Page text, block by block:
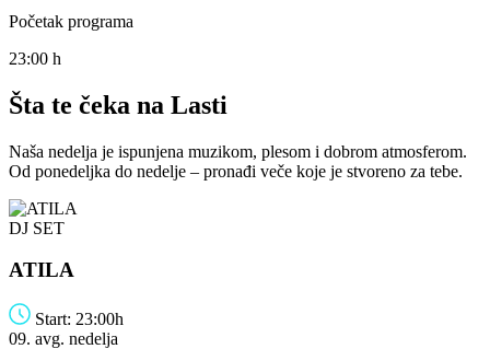
Početak programa
23:00 h
Šta te čeka na Lasti
Naša nedelja je ispunjena muzikom, plesom i dobrom atmosferom.
Od ponedeljka do nedelje – pronađi veče koje je stvoreno za tebe.
DJ SET
ATILA
Start: 23:00h
09. avg. nedelja